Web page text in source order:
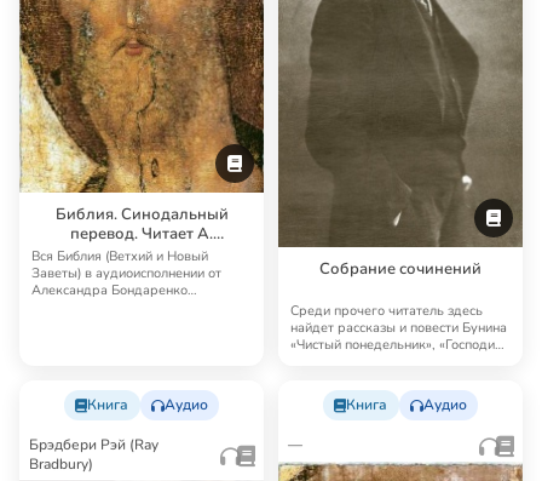
Библия. Синодальный
перевод. Читает А.
Бондаренко и И.
Прудовский
Вся Библия (Ветхий и Новый
Заветы) в аудиоисполнении от
Александра Бондаренко
Собрание сочинений
Среди прочего читатель здесь
найдет рассказы и повести Бунина
«Чистый понедельник», «Господин
Книга Аудио
Брэдбери Рэй (Ray
Bradbury)
Книга Аудио
—